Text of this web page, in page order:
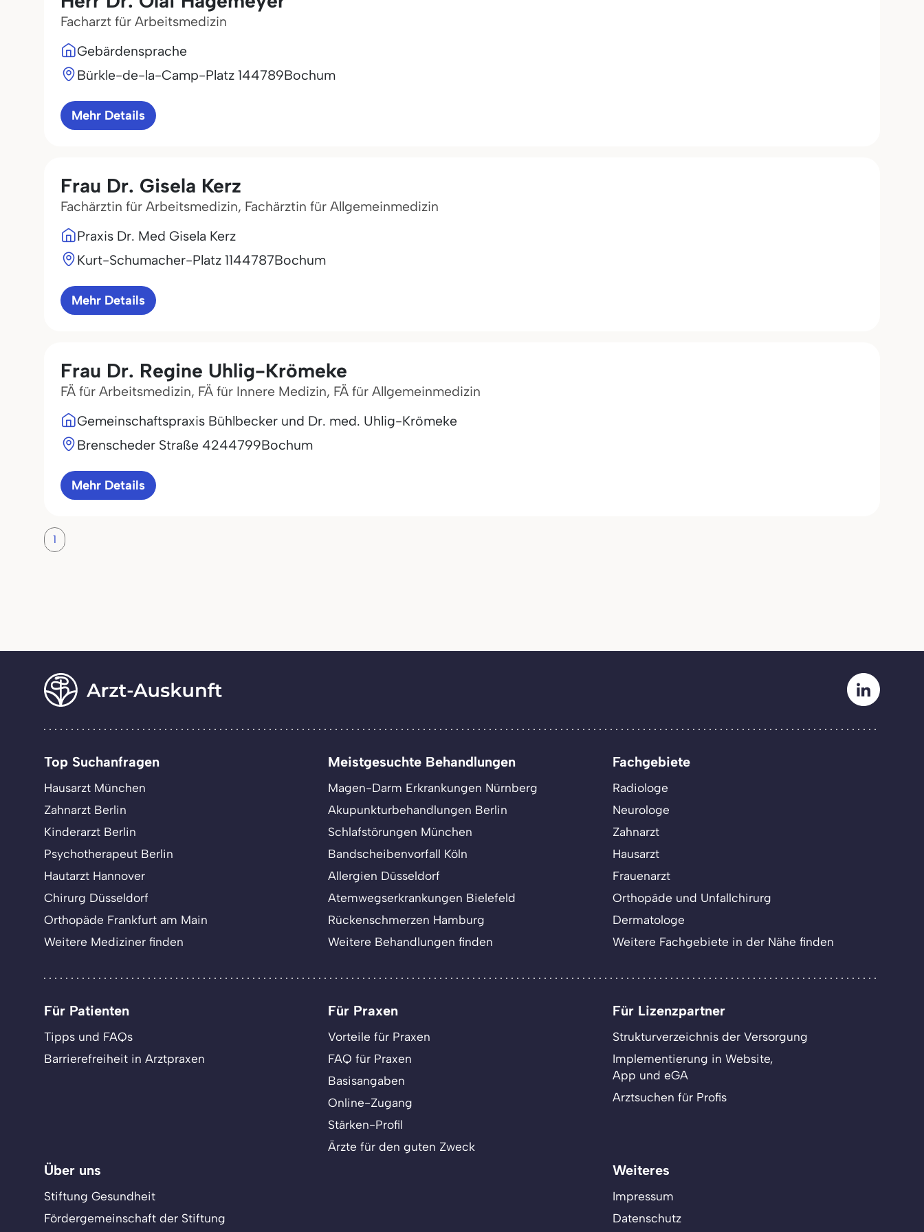
Facharzt für Arbeitsmedizin
Gebärdensprache
Bürkle-de-la-Camp-Platz 144789Bochum
Mehr Details
Frau Dr. Gisela Kerz
Fachärztin für Arbeitsmedizin, Fachärztin für Allgemeinmedizin
Praxis Dr. Med Gisela Kerz
Kurt-Schumacher-Platz 1144787Bochum
Mehr Details
Frau Dr. Regine Uhlig-Krömeke
FÄ für Arbeitsmedizin, FÄ für Innere Medizin, FÄ für Allgemeinmedizin
Gemeinschaftspraxis Bühlbecker und Dr. med. Uhlig-Krömeke
Brenscheder Straße 4244799Bochum
Mehr Details
1
Top Suchanfragen
Hausarzt München
Zahnarzt Berlin
Kinderarzt Berlin
Psychotherapeut Berlin
Hautarzt Hannover
Chirurg Düsseldorf
Orthopäde Frankfurt am Main
Weitere Mediziner finden
Meistgesuchte Behandlungen
Magen-Darm Erkrankungen Nürnberg
Akupunkturbehandlungen Berlin
Schlafstörungen München
Bandscheibenvorfall Köln
Allergien Düsseldorf
Atemwegserkrankungen Bielefeld
Rückenschmerzen Hamburg
Weitere Behandlungen finden
Fachgebiete
Radiologe
Neurologe
Zahnarzt
Hausarzt
Frauenarzt
Orthopäde und Unfallchirurg
Dermatologe
Weitere Fachgebiete in der Nähe finden
Für Patienten
Tipps und FAQs
Barrierefreiheit in Arztpraxen
Für Praxen
Vorteile für Praxen
FAQ für Praxen
Basisangaben
Online-Zugang
Stärken-Profil
Ärzte für den guten Zweck
Für Lizenzpartner
Strukturverzeichnis der Versorgung
Implementierung in Website,
App und eGA
Arztsuchen für Profis
Über uns
Stiftung Gesundheit
Fördergemeinschaft der Stiftung
Weiteres
Impressum
Datenschutz